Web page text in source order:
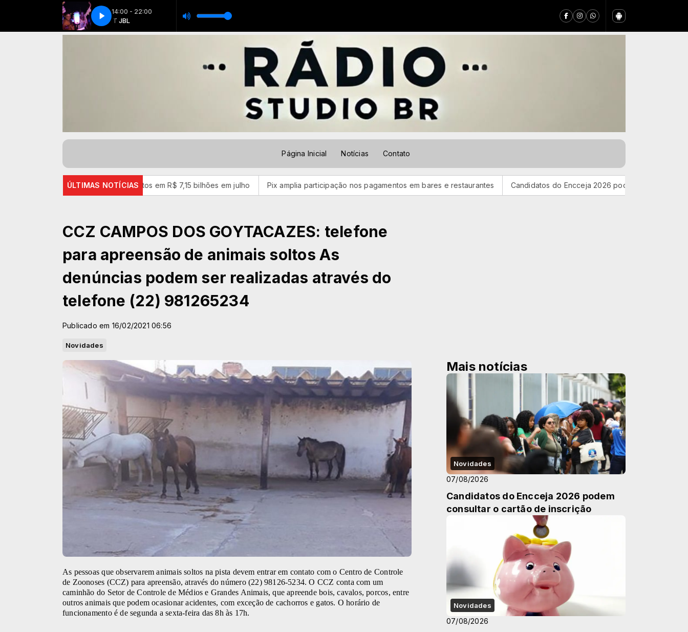
14:00 - 22:00
BEAT JBL
(Todos Os Cantos)(MP3_128K)Marília Mendonça - SERENATA (Todos Os Cantos)(MP3_128K)
Página Inicial Notícias Contato
ÚLTIMAS NOTÍCIAS
poupança superam depósitos em R$ 7,15 bilhões em julho Pix amplia participação nos pagamentos em bares e restaurantes Candidatos do Encceja 2026 podem consultar o cartão de
CCZ CAMPOS DOS GOYTACAZES: telefone
para apreensão de animais soltos As
denúncias podem ser realizadas através do
telefone (22) 981265234
Publicado em 16/02/2021 06:56
Novidades
As pessoas que observarem animais soltos na pista devem entrar em contato com o Centro de Controle
de Zoonoses (CCZ) para apreensão, através do número (22) 98126-5234. O CCZ conta com um
caminhão do Setor de Controle de Médios e Grandes Animais, que apreende bois, cavalos, porcos, entre
outros animais que podem ocasionar acidentes, com exceção de cachorros e gatos. O horário de
funcionamento é de segunda a sexta-feira das 8h às 17h.
Mais notícias
Novidades
07/08/2026
Candidatos do Encceja 2026 podem
consultar o cartão de inscrição
Novidades
07/08/2026